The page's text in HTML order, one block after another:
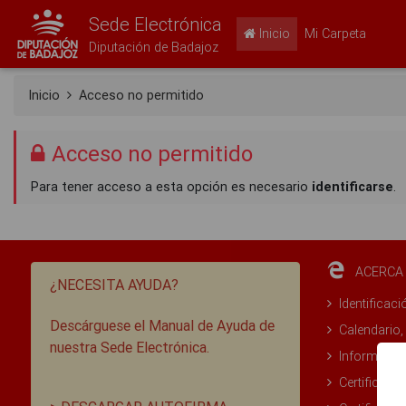
Sede Electrónica
Diputación de Badajoz
Inicio Mi Carpeta
Inicio Acceso no permitido
Acceso no permitido
Para tener acceso a esta opción es necesario identificarse.
¿NECESITA AYUDA?
Descárguese el Manual de Ayuda de
nuestra Sede Electrónica.
Información
Certificado